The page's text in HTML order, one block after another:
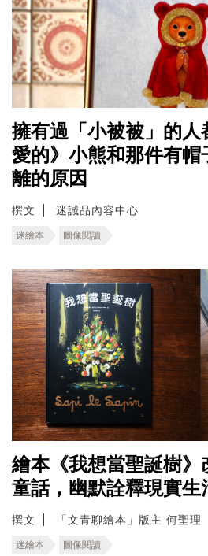
擁有過「小被被」的人
愛的》小熊和那件有帽
離的原因
撰文 迷誠品內容中心
迷繪本 圖像閱讀
繪本《我想當聖誕樹》
童話，幽默詮釋現實生
撰文 「文青聊繪本」版主 何聖理
迷繪本 圖像閱讀